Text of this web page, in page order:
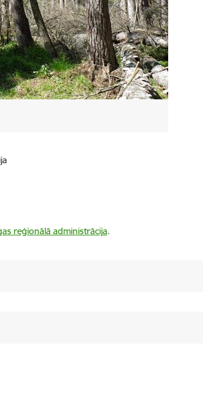
reģionālā administrācija.